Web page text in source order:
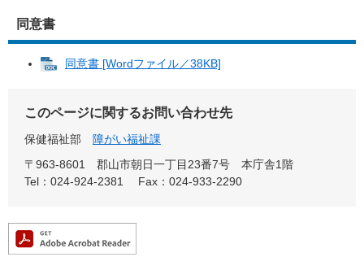
同意書
同意書 [Wordファイル／38KB]
このページに関するお問い合わせ先
保健福祉部
障がい福祉課
〒963-8601
郡山市朝日一丁目23番7号 本庁舎1階
Tel：024-924-2381
Fax：024-933-2290